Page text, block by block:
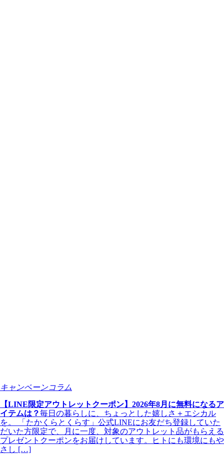
キャンペーンコラム
【LINE限定アウトレットクーポン】2026年8月に無料になるア
イテムは？毎日の暮らしに、ちょっとした嬉しさ＋エシカル
を。 「たかくらとくらす」公式LINEにお友だち登録していた
だいた方限定で、月に一度、対象のアウトレット品がもらえる
プレゼントクーポンをお届けしています。ヒトにも環境にもや
さし […]